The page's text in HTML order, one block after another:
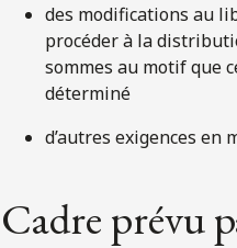
des modifications au
procéder à la
sommes au motif que
déterminé
d’autres exigences en
Cadre prévu